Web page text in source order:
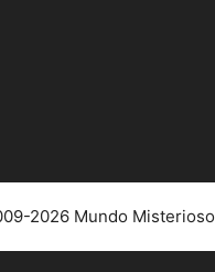
2026 Mundo Misterioso